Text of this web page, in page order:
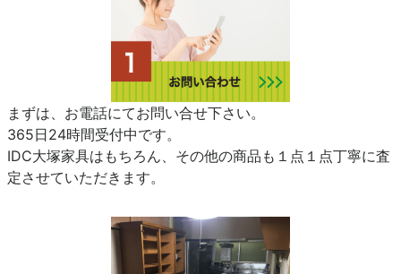
まずは、お電話にてお問い合せ下さい。
365日24時間受付中です。
IDC大塚家具はもちろん、その他の商品も１点１点丁寧に査
定させていただきます。